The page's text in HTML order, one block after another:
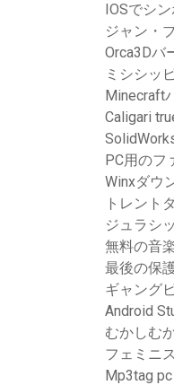
IOSでシ
ジャン・
Orca3Dバ
ミシシッ
Minecraft
Caligari
PC用のフ
Winxダウ
トレント
ジュラシ
無料の音
最後の保
ギャング
Android
むかしむ
フェミニ
Mp3tag